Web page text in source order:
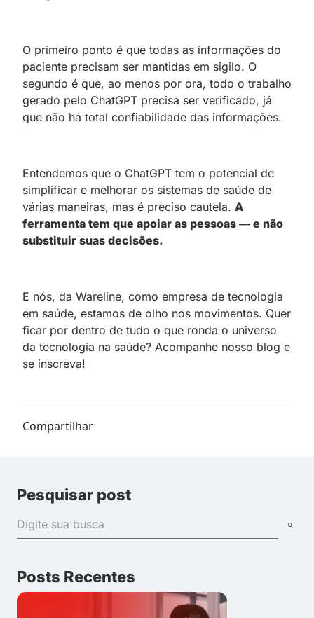
O primeiro ponto é que todas as informações do
paciente precisam ser mantidas em sigilo. O
segundo é que, ao menos por ora, todo o trabalho
gerado pelo ChatGPT precisa ser verificado, já
que não há total confiabilidade das informações.
Entendemos que o ChatGPT tem o potencial de
simplificar e melhorar os sistemas de saúde de
várias maneiras, mas é preciso cautela. A
ferramenta tem que apoiar as pessoas — e não
substituir suas decisões.
E nós, da Wareline, como empresa de tecnologia
em saúde, estamos de olho nos movimentos. Quer
ficar por dentro de tudo o que ronda o universo
da tecnologia na saúde? Acompanhe nosso blog e
se inscreva!
Compartilhar
Pesquisar post
Posts Recentes